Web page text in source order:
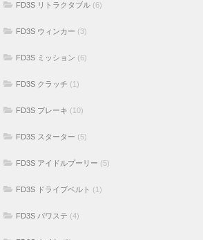
FD3S リトラクタブル (6)
FD3S ウィンカー (3)
FD3S ミッション (6)
FD3S クラッチ (1)
FD3S ブレーキ (10)
FD3S スターター (5)
FD3S アイドルプーリー (5)
FD3S ドライブベルト (1)
FD3S パワステ (4)